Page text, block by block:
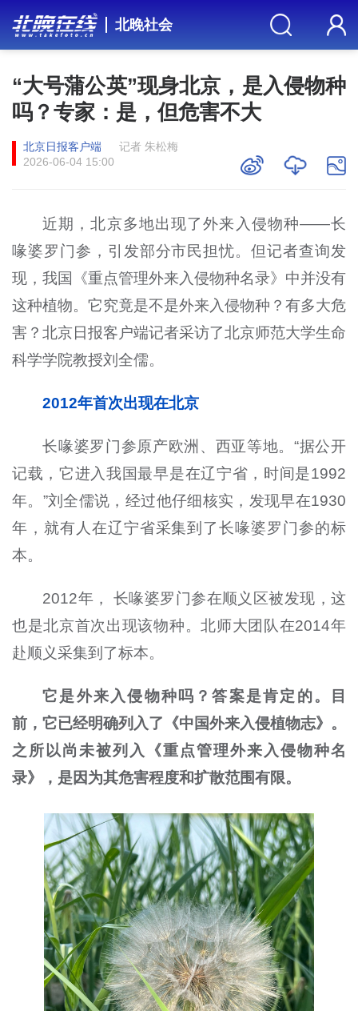
北晚社会
“大号蒲公英”现身北京，是入侵物种
吗？专家：是，但危害不大
北京日报客户端
记者 朱松梅
2026-06-04 15:00
近期，北京多地出现了外来入侵物种——长
喙婆罗门参，引发部分市民担忧。但记者查询发
现，我国《重点管理外来入侵物种名录》中并没有
这种植物。它究竟是不是外来入侵物种？有多大危
害？北京日报客户端记者采访了北京师范大学生命
科学学院教授刘全儒。
2012年首次出现在北京
长喙婆罗门参原产欧洲、西亚等地。“据公开
记载，它进入我国最早是在辽宁省，时间是1992
年。”刘全儒说，经过他仔细核实，发现早在1930
年，就有人在辽宁省采集到了长喙婆罗门参的标
本。
2012年， 长喙婆罗门参在顺义区被发现，这
也是北京首次出现该物种。北师大团队在2014年
赴顺义采集到了标本。
它是外来入侵物种吗？答案是肯定的。目
前，它已经明确列入了《中国外来入侵植物志》。
之所以尚未被列入《重点管理外来入侵物种名
录》，是因为其危害程度和扩散范围有限。